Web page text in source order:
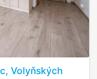
Volyňských